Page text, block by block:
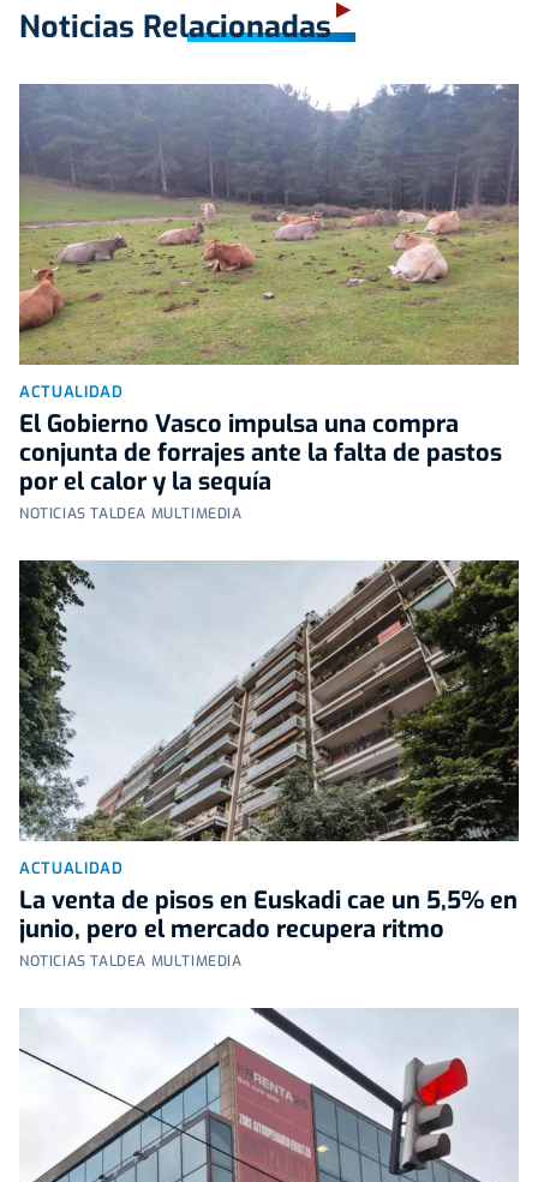
Noticias Relacionadas
ACTUALIDAD
El Gobierno Vasco impulsa una compra
conjunta de forrajes ante la falta de pastos
por el calor y la sequía
NOTICIAS TALDEA MULTIMEDIA
ACTUALIDAD
La venta de pisos en Euskadi cae un 5,5% en
junio, pero el mercado recupera ritmo
NOTICIAS TALDEA MULTIMEDIA